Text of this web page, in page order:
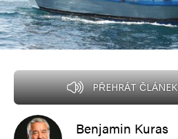
PŘEHRÁT ČLÁNEK
Benjamin Kuras